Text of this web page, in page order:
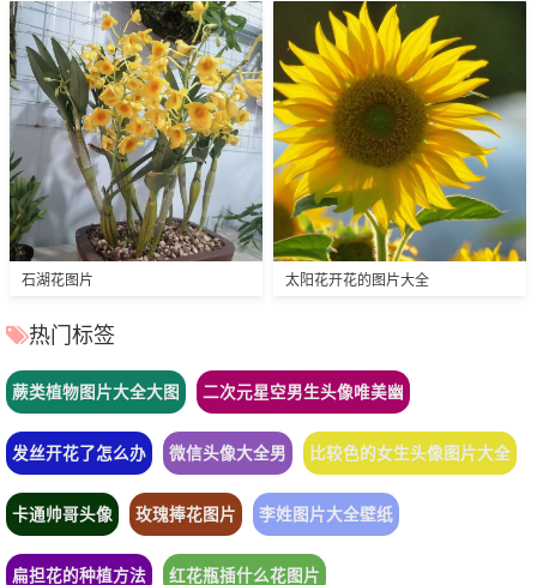
石湖花图片 太阳花开花的图片大全
热门标签
蕨类植物图片大全大图 二次元星空男生头像唯美幽
发丝开花了怎么办 微信头像大全男 比较色的女生头像图片大全
卡通帅哥头像 玫瑰捧花图片 李姓图片大全壁纸
扁担花的种植方法 红花瓶插什么花图片